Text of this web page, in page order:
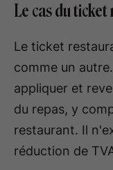
Le cas du
Le ticket
comme un
appliquer et
du repas, y
restaurant. Il
réduction de